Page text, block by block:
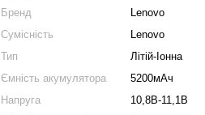
Бренд
Lenovo
Сумісність
Lenovo
Тип
Літій-Іонна
Ємність акумулятора
5200мАч
Напруга
10,8В-11,1В